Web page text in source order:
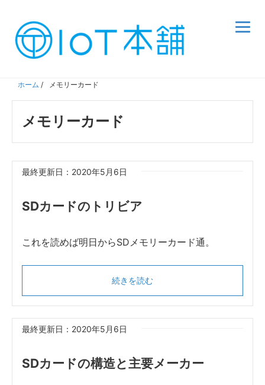
ホーム / メモリーカード
メモリーカード
最終更新日：2020年5月6日
SDカードのトリビア
これを読めば明日からSDメモリーカード通。
続きを読む
最終更新日：2020年5月6日
SDカードの構造と主要メーカー